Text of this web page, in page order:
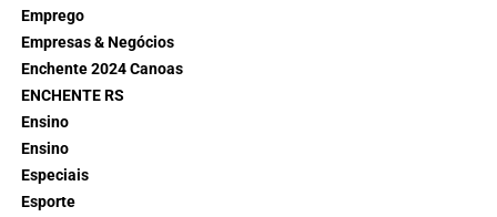
Emprego
Empresas & Negócios
Enchente 2024 Canoas
ENCHENTE RS
Ensino
Ensino
Especiais
Esporte